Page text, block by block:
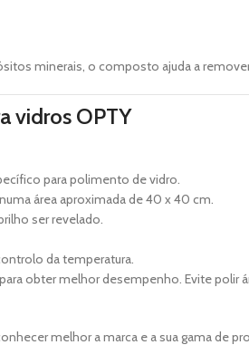
minerais, o composto ajuda a
vidros OPTY
para polimento de vidro.
área aproximada de 40 x 40 cm.
ser revelado.
da temperatura.
obter melhor desempenho. Evite
melhor a marca e a sua gama de